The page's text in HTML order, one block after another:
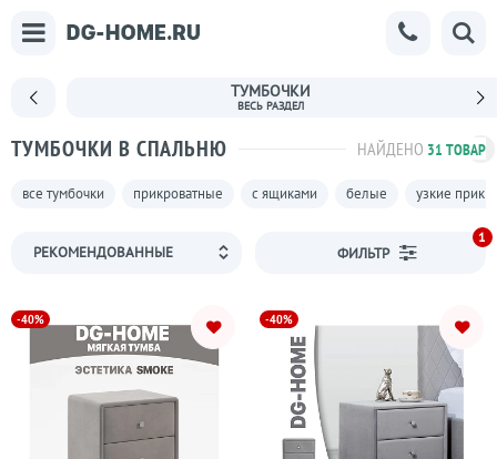
ТУМБОЧКИ
ТУМБОЧКИ В СПАЛЬНЮ НАЙДЕНО 31 ТОВАР
все тумбочки прикроватные с ящиками белые узкие
ФИЛЬТР
1
-40% -40%